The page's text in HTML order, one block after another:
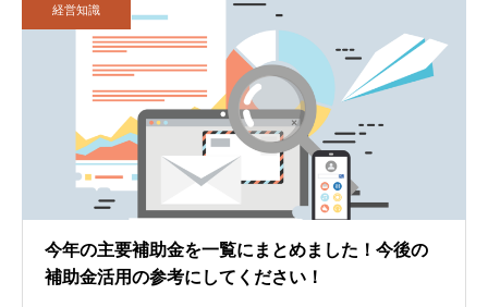
経営知識
今年の主要補助金を一覧にまとめました！今後の
補助金活用の参考にしてください！